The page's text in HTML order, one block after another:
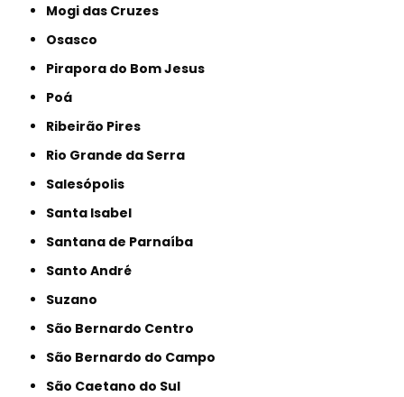
Mogi das Cruzes
Osasco
Pirapora do Bom Jesus
Poá
Ribeirão Pires
Rio Grande da Serra
Salesópolis
Santa Isabel
Santana de Parnaíba
Santo André
Suzano
São Bernardo Centro
São Bernardo do Campo
São Caetano do Sul